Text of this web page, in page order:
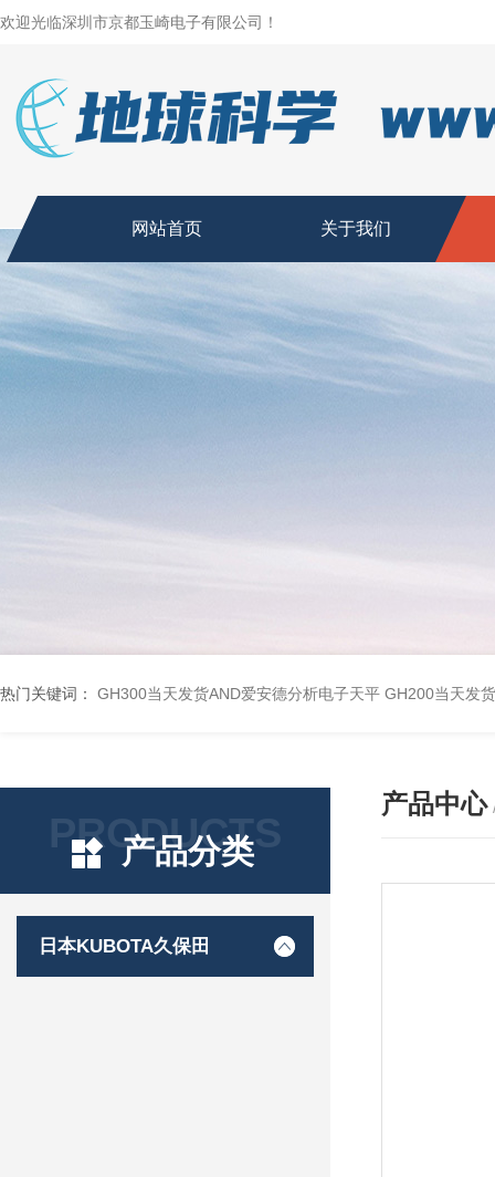
欢迎光临深圳市京都玉崎电子有限公司！
网站首页 关于我们
热门关键词： GH300当天发货AND爱安德分析电子天平 GH200当天发
PRODUCTS
产品分类
日本KUBOTA久保田
产品中心